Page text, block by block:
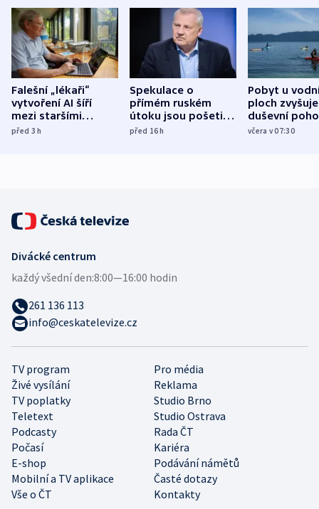
Falešní „lékaři“
vytvoření AI šíří
mezi staršími
Poláky nebezpečné
před 3h
Spekulace o
přímém ruském
útoku jsou pošetilé,
míní estonský
před 16h
Pobyt u
ploch zvyšuje
duševní
ukázala
včera v 07:30
TV program
Pro média
Živé vysílání
Reklama
TV poplatky
Studio Brno
Teletext
Studio Ostrava
Podcasty
Rada ČT
Počasí
Kariéra
E-shop
Podávání námětů
Mobilní a TV aplikace
Časté dotazy
Vše o ČT
Kontakty
Divácké centrum
každý všední den:8:00—16:00 hodin
261 136 113
info@ceskatelevize.cz